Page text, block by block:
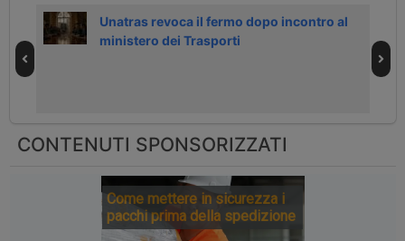
Unatras revoca il fermo dopo incontro al
ministero dei Trasporti
CONTENUTI SPONSORIZZATI
Come mettere in sicurezza i
pacchi prima della spedizione